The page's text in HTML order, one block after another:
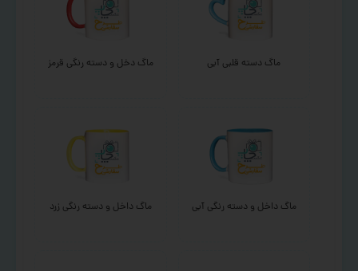
ماگ دسته قلبی آبی ماگ دخل و دسته رنگی قرمز
ماگ داخل و دسته رنگی آبی ماگ داخل و دسته رنگی زرد